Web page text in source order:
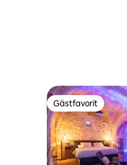
Gästfavorit
Gästfavorit